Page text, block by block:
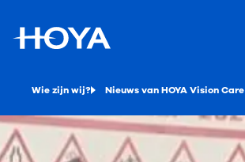
Wie zijn wij? Nieuws van HOYA Vision Care